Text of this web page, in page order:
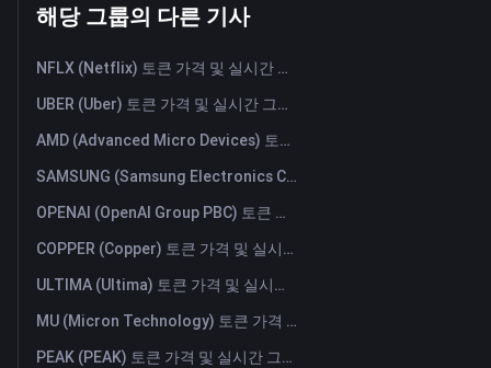
해당 그룹의 다른 기사
NFLX (Netflix) 토큰 가격 및 실시간 그래프
UBER (Uber) 토큰 가격 및 실시간 그래프
AMD (Advanced Micro Devices) 토큰 가격 및 실시간 그래프
SAMSUNG (Samsung Electronics Co., Ltd) 토큰 가격 및 실시간 그래프
OPENAI (OpenAI Group PBC) 토큰 가격 및 실시간 그래프
COPPER (Copper) 토큰 가격 및 실시간 그래프
ULTIMA (Ultima) 토큰 가격 및 실시간 그래프
MU (Micron Technology) 토큰 가격 및 실시간 그래프
PEAK (PEAK) 토큰 가격 및 실시간 그래프